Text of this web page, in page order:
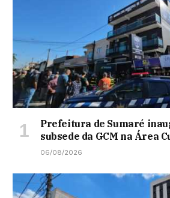
Prefeitura de Sumaré
subsede da GCM na Área
06/08/2026